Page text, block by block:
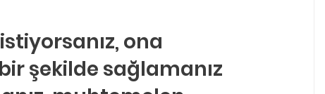
ona
şekilde sağlamanız